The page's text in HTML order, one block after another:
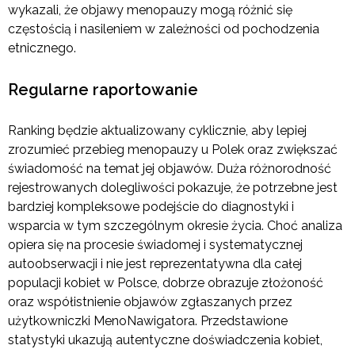
wykazali, że objawy menopauzy mogą różnić się
częstością i nasileniem w zależności od pochodzenia
etnicznego.
Regularne raportowanie
Ranking będzie aktualizowany cyklicznie, aby lepiej
zrozumieć przebieg menopauzy u Polek oraz zwiększać
świadomość na temat jej objawów. Duża różnorodność
rejestrowanych dolegliwości pokazuje, że potrzebne jest
bardziej kompleksowe podejście do diagnostyki i
wsparcia w tym szczególnym okresie życia. Choć analiza
opiera się na procesie świadomej i systematycznej
autoobserwacji i nie jest reprezentatywna dla całej
populacji kobiet w Polsce, dobrze obrazuje złożoność
oraz współistnienie objawów zgłaszanych przez
użytkowniczki MenoNawigatora. Przedstawione
statystyki ukazują autentyczne doświadczenia kobiet,